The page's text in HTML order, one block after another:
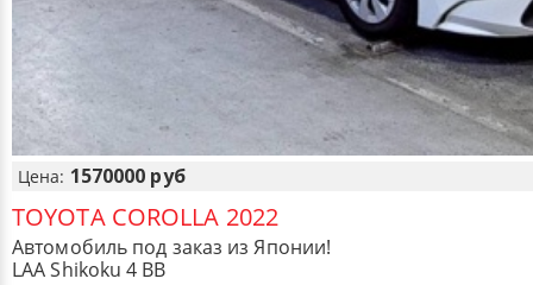
Цена: 1570000 руб
TOYOTA COROLLA 2022
Автомобиль под заказ из Японии!
LAA Shikoku 4 BB